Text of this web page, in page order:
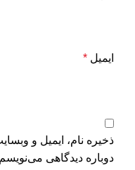
ایمیل *
ذخیره نام، ایمیل و
دوباره دیدگاهی